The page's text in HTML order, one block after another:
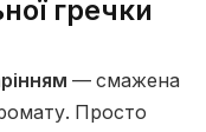
гречки
— смажена
Просто